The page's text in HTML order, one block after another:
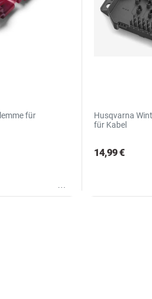
für
Husqvarna
für Kabel
14,99 €